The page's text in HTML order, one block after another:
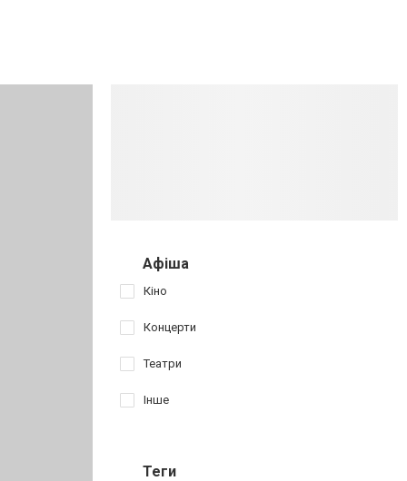
Афіша
Кіно
Концерти
Театри
Інше
Теги